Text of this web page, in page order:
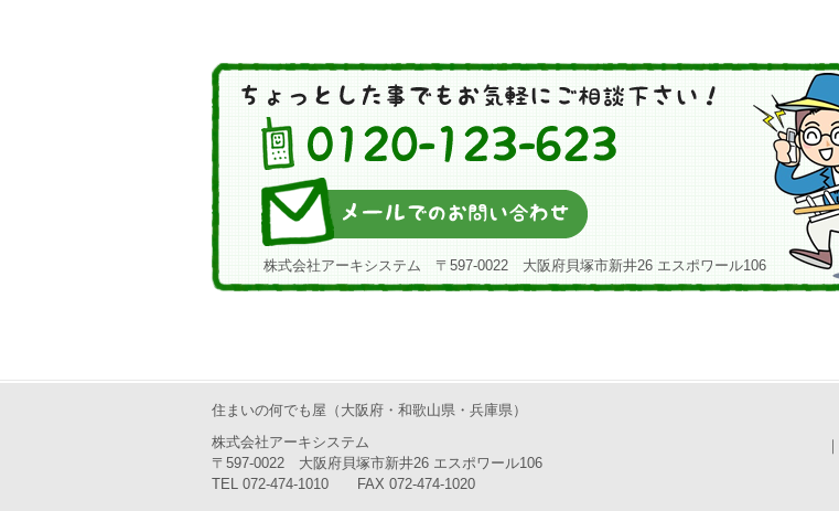
株式会社アーキシステム 〒597-0022 大阪府貝塚市新井26 エスポワール106
住まいの何でも屋（大阪府・和歌山県・兵庫県）
株式会社アーキシステム
〒597-0022 大阪府貝塚市新井26 エスポワール106
TEL 072-474-1010 FAX 072-474-1020